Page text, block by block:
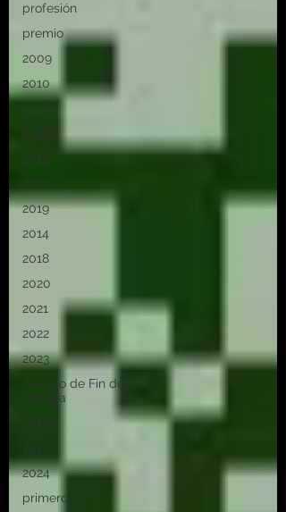
profesión
premio
2009
2010
2008
2011
2012
2013
2019
2014
2018
2020
2021
2022
2023
Trabajo de Fin de
Carrera
2016
2017
2024
primero